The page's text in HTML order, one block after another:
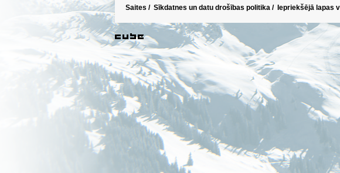
Saites / Sīkdatnes un datu drošības politika / Iepriekšējā lapas